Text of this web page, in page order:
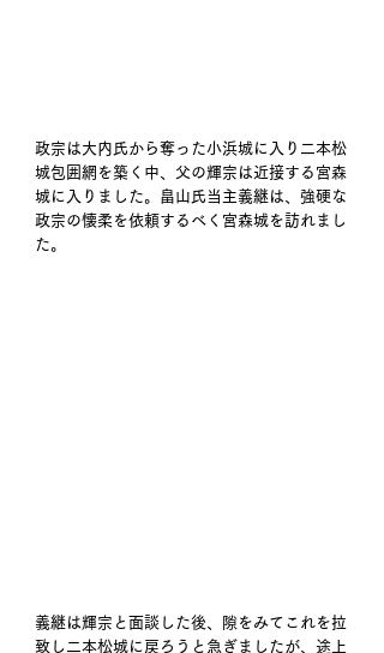
政宗は大内氏から奪った小浜城に入り二本松
城包囲網を築く中、父の輝宗は近接する宮森
城に入りました。畠山氏当主義継は、強硬な
政宗の懐柔を依頼するべく宮森城を訪れまし
た。
義継は輝宗と面談した後、隙をみてこれを拉
致し二本松城に戻ろうと急ぎましたが、途上